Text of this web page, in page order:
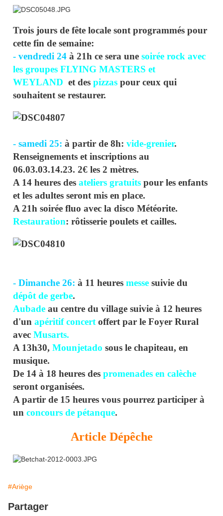
Trois jours de fête locale sont programmés pour
cette fin de semaine:
- vendredi 24 à 21h ce sera une soirée rock avec
les groupes FLYING MASTERS et
WEYLAND et des pizzas pour ceux qui
souhaitent se restaurer.
- samedi 25: à partir de 8h: vide-grenier.
Renseignements et inscriptions au
06.03.03.14.23. 2€ les 2 mètres.
A 14 heures des ateliers gratuits pour les enfants
et les adultes seront mis en place.
A 21h soirée fluo avec la disco Météorite.
Restauration: rôtisserie poulets et cailles.
- Dimanche 26: à 11 heures messe suivie du
dépôt de gerbe.
Aubade au centre du village suivie à 12 heures
d'un apéritif concert offert par le Foyer Rural
avec Musarts.
A 13h30, Mounjetado sous le chapiteau, en
musique.
De 14 à 18 heures des promenades en calèche
seront organisées.
A partir de 15 heures vous pourrez participer à
un concours de pétanque.
Article Dépêche
#Ariège
Partager